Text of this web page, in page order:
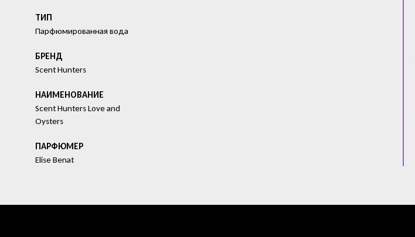
ТИП
Парфюмированная вода
БРЕНД
Scent Hunters
HАИМЕНОВАНИЕ
Scent Hunters Love and
Oysters
ПАРФЮМЕР
Elise Benat